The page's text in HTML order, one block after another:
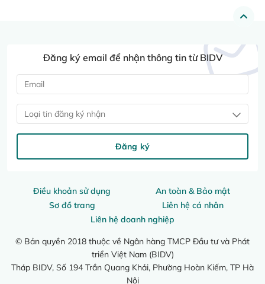
Điều khoản sử dụng
An toàn & Bảo mật
Sơ đồ trang
Liên hệ cá nhân
Liên hệ doanh nghiệp
© Bản quyền 2018 thuộc về Ngân hàng TMCP Đầu tư và Phát
triển Việt Nam (BIDV)
Tháp BIDV, Số 194 Trần Quang Khải, Phường Hoàn Kiếm, TP Hà
Nội
Đăng ký email để nhận thông tin từ BIDV
Loại tin đăng ký nhận
Đăng ký